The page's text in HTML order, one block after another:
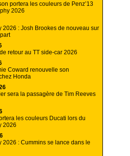
portera les couleurs de Penz’13
2026
2026 : Josh Brookes de nouveau sur
retour au TT side-car 2026
Coward renouvelle son
Honda
sera la passagère de Tim Reeves
les couleurs Ducati lors du
2026
2026 : Cummins se lance dans le